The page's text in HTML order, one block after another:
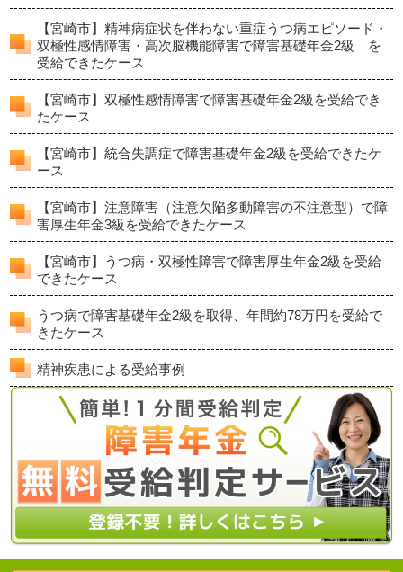
【宮崎市】精神病症状を伴わない重症うつ病エピソード・
双極性感情障害・高次脳機能障害で障害基礎年金2級 を
受給できたケース
【宮崎市】双極性感情障害で障害基礎年金2級を受給でき
たケース
【宮崎市】統合失調症で障害基礎年金2級を受給できたケ
ース
【宮崎市】注意障害（注意欠陥多動障害の不注意型）で障
害厚生年金3級を受給できたケース
【宮崎市】うつ病・双極性障害で障害厚生年金2級を受給
できたケース
うつ病で障害基礎年金2級を取得、年間約78万円を受給で
きたケース
精神疾患による受給事例